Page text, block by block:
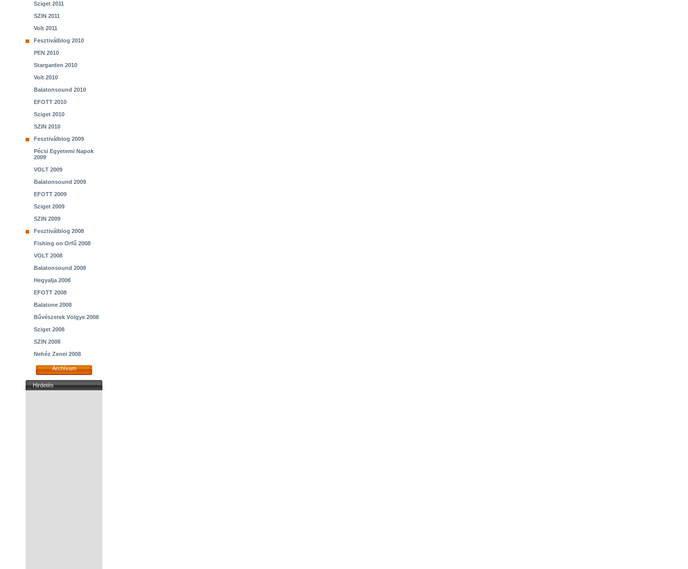
Sziget 2011
SZIN 2011
Volt 2011
Fesztiválblog 2010
PEN 2010
Stargarden 2010
Volt 2010
Balatonsound 2010
EFOTT 2010
Sziget 2010
SZIN 2010
Fesztiválblog 2009
Pécsi Egyetemi Napok
2009
VOLT 2009
Balatonsound 2009
EFOTT 2009
Sziget 2009
SZIN 2009
Fesztiválblog 2008
Fishing on Orfű 2008
VOLT 2008
Balatonsound 2008
Hegyalja 2008
EFOTT 2008
Balatone 2008
Bűvészetek Völgye 2008
Sziget 2008
SZIN 2008
Nehéz Zenei 2008
Archívum
Hirdetés